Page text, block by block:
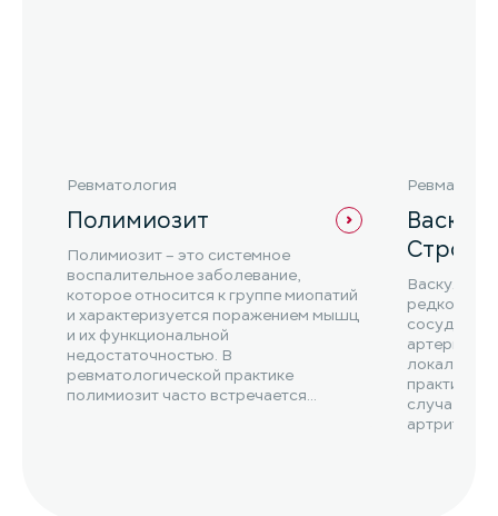
Ревматология
Полимиозит
Полимиозит – это системное
воспалительное заболевание,
которое относится к группе миопатий
и характеризуется поражением мышц
и их функциональной
недостаточностью. В
ревматологической практике
полимиозит часто встречается
Васкулит
редкое
сосудов,
артерии и
практике
случаев у
артритом.